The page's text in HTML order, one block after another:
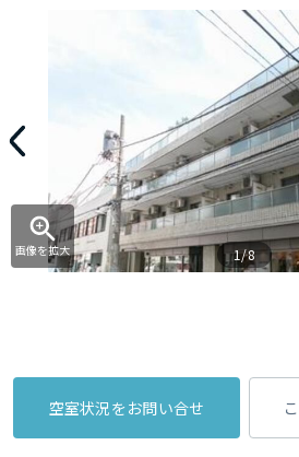
画像を拡大 1/8
空室状況をお問い合せ